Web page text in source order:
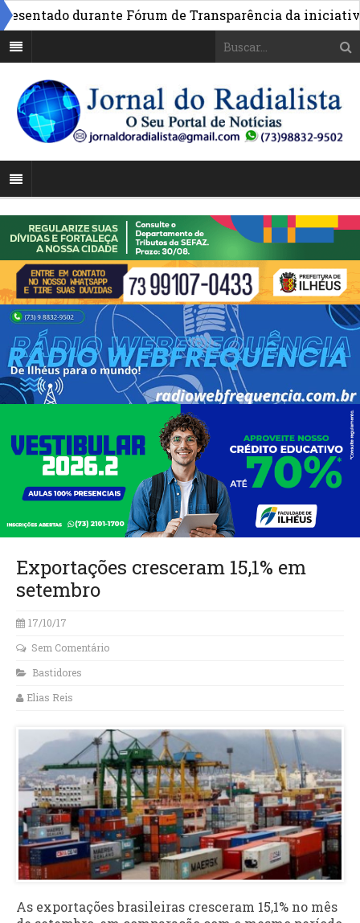
durante Fórum de Transparência da iniciativa
Exportações cresceram 15,1% em
setembro
17/10/17
Sem Comentário
Bastidores
Elias Reis
As exportações brasileiras cresceram 15,1% no mês